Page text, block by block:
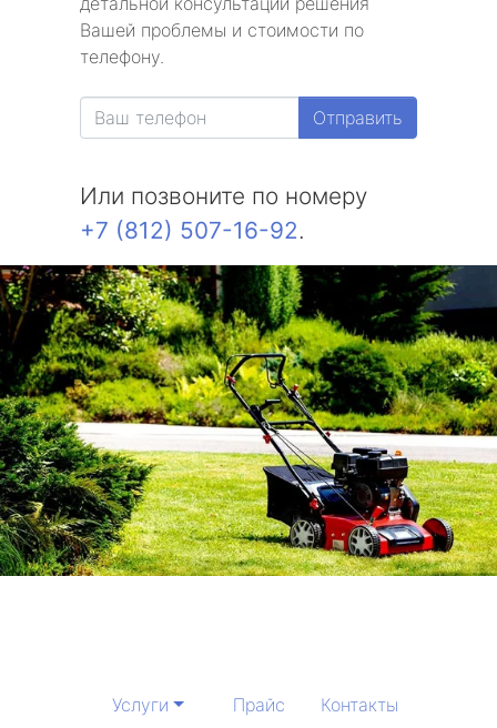
Вашей проблемы и стоимости по
телефону.
Отправить
Или позвоните по номеру
+7 (812) 507-16-92.
Услуги Прайс Контакты